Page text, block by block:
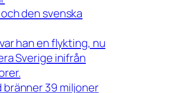
den svenska
han en flykting, nu
Sverige inifrån
39 miljoner